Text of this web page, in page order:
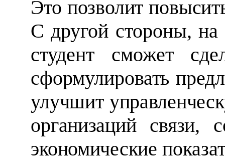
Это позволит
Сдругой стороны,
студент сможет
сформулировать
улучшит
организаций связи,
экономические